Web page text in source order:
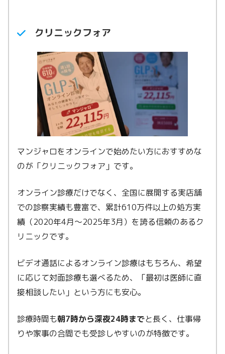
クリニックフォア
マンジャロをオンラインで始めたい方におすすめな
のが「クリニックフォア」です。
オンライン診療だけでなく、全国に展開する実店舗
での診察実績も豊富で、累計610万件以上の処方実
績（2020年4月〜2025年3月）を誇る信頼のあるク
リニックです。
ビデオ通話によるオンライン診療はもちろん、希望
に応じて対面診療も選べるため、「最初は医師に直
接相談したい」という方にも安心。
診療時間も朝7時から深夜24時までと長く、仕事帰
りや家事の合間でも受診しやすいのが特徴です。